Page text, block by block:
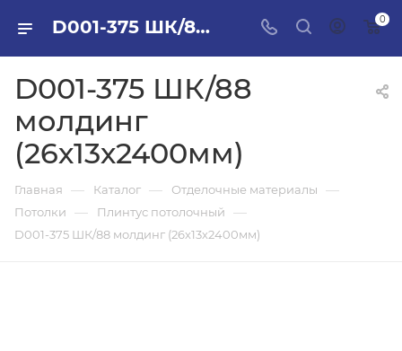
D001-375 ШК/88 молдинг (26х13х2400мм) в ПИЛОН — купить стройматериалы в интернет-магазине ПИЛОН с доставкой оптом и в розницу 0
D001-375 ШК/88
молдинг
(26х13х2400мм)
Главная — Каталог — Отделочные материалы —
Потолки — Плинтус потолочный —
D001-375 ШК/88 молдинг (26х13х2400мм)